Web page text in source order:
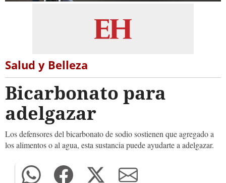
Salud y Belleza
Bicarbonato para
adelgazar
Los defensores del bicarbonato de sodio sostienen que agregado a
los alimentos o al agua, esta sustancia puede ayudarte a adelgazar.